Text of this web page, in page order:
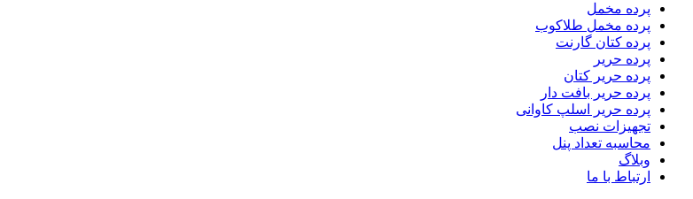
پرده مخمل
پرده مخمل طلاکوب
پرده کتان گارنت
پرده حریر
پرده حریر کتان
پرده حریر بافت دار
پرده حریر اسلپ کاوانی
تجهیزات نصب
محاسبه تعداد پنل
وبلاگ
ارتباط با ما